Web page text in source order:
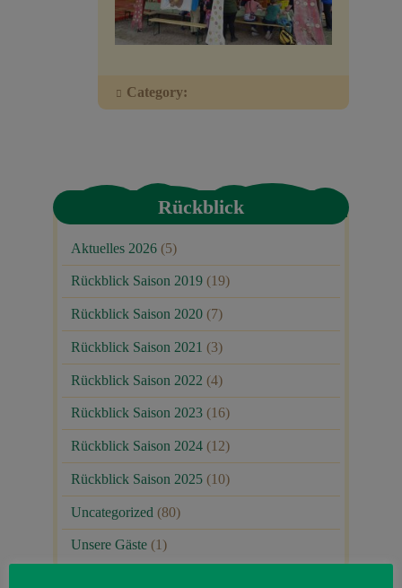
Veranstaltungen
Category:
Rückblick
Aktuelles 2026 (5)
Rückblick Saison 2019 (19)
Rückblick Saison 2020 (7)
Rückblick Saison 2021 (3)
Rückblick Saison 2022 (4)
Rückblick Saison 2023 (16)
Rückblick Saison 2024 (12)
Rückblick Saison 2025 (10)
Uncategorized (80)
Unsere Gäste (1)